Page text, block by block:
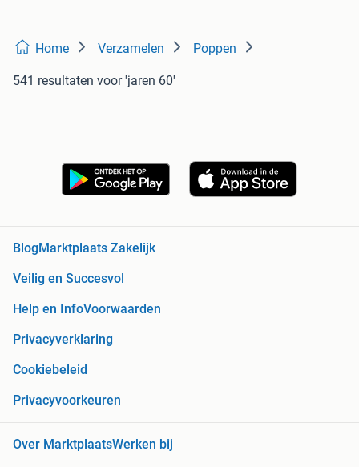
Home Verzamelen Poppen
541 resultaten voor 'jaren 60'
Blog Marktplaats Zakelijk
Veilig en Succesvol
Help en InfoVoorwaarden
Privacyverklaring
Cookiebeleid
Privacyvoorkeuren
Over MarktplaatsWerken bij